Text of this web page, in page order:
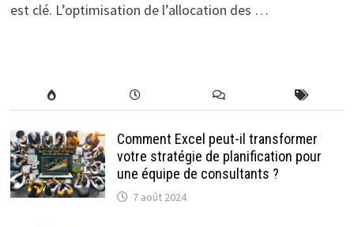
est clé. L’optimisation de l’allocation des …
Comment Excel peut-il transformer
votre stratégie de planification pour
une équipe de consultants ?
7 août 2024